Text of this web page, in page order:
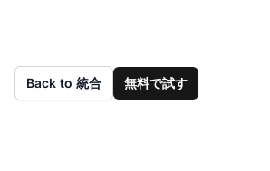
Back to 統合 無料で試す